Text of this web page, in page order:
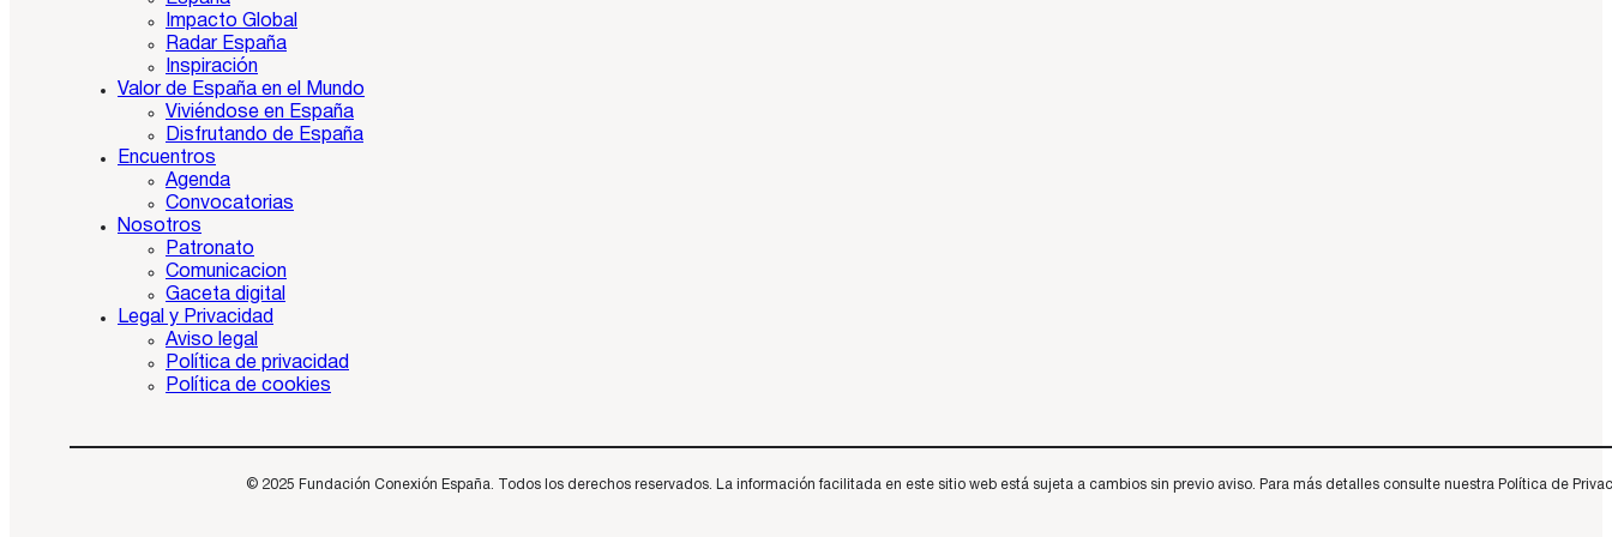
Impacto Global
Radar España
Inspiración
Valor de España en el Mundo
Viviéndose en España
Disfrutando de España
Encuentros
Agenda
Convocatorias
Nosotros
Patronato
Comunicacion
Gaceta digital
Legal y Privacidad
Aviso legal
Política de privacidad
Política de cookies
© 2025 Fundación Conexión España. Todos los derechos reservados. La información facilitada en este sitio web está sujeta a cambios sin previo aviso. Para más detalles consulte nuestra Política de